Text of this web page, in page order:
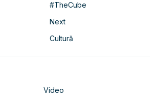
#TheCube
Next
Cultură
Video